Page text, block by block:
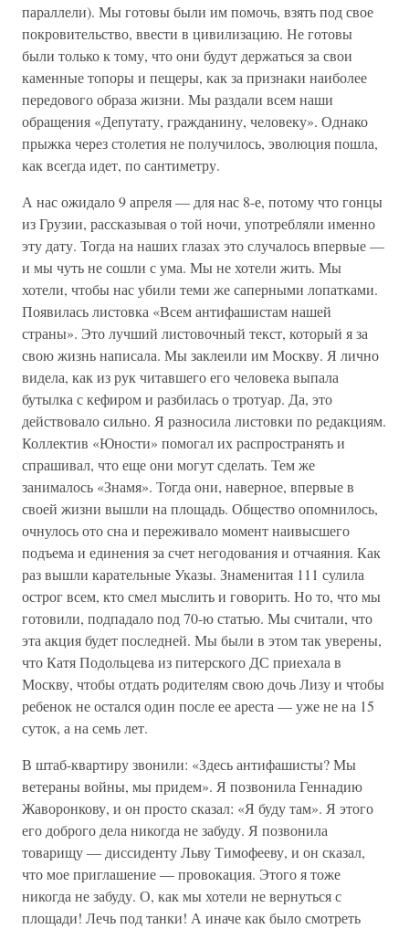
параллели). Мы готовы были им помочь, взять под свое
покровительство, ввести в цивилизацию. Не готовы
были только к тому, что они будут держаться за свои
каменные топоры и пещеры, как за признаки наиболее
передового образа жизни. Мы раздали всем наши
обращения «Депутату, гражданину, человеку». Однако
прыжка через столетия не получилось, эволюция пошла,
как всегда идет, по сантиметру.
А нас ожидало 9 апреля — для нас 8-е, потому что гонцы
из Грузии, рассказывая о той ночи, употребляли именно
эту дату. Тогда на наших глазах это случалось впервые —
и мы чуть не сошли с ума. Мы не хотели жить. Мы
хотели, чтобы нас убили теми же саперными лопатками.
Появилась листовка «Всем антифашистам нашей
страны». Это лучший листовочный текст, который я за
свою жизнь написала. Мы заклеили им Москву. Я лично
видела, как из рук читавшего его человека выпала
бутылка с кефиром и разбилась о тротуар. Да, это
действовало сильно. Я разносила листовки по редакциям.
Коллектив «Юности» помогал их распространять и
спрашивал, что еще они могут сделать. Тем же
занималось «Знамя». Тогда они, наверное, впервые в
своей жизни вышли на площадь. Общество опомнилось,
очнулось ото сна и переживало момент наивысшего
подъема и единения за счет негодования и отчаяния. Как
раз вышли карательные Указы. Знаменитая 111 сулила
острог всем, кто смел мыслить и говорить. Но то, что мы
готовили, подпадало под 70-ю статью. Мы считали, что
эта акция будет последней. Мы были в этом так уверены,
что Катя Подольцева из питерского ДС приехала в
Москву, чтобы отдать родителям свою дочь Лизу и чтобы
ребенок не остался один после ее ареста — уже не на 15
суток, а на семь лет.
В штаб-квартиру звонили: «Здесь антифашисты? Мы
ветераны войны, мы придем». Я позвонила Геннадию
Жаворонкову, и он просто сказал: «Я буду там». Я этого
его доброго дела никогда не забуду. Я позвонила
товарищу — диссиденту Льву Тимофееву, и он сказал,
что мое приглашение — провокация. Этого я тоже
никогда не забуду. О, как мы хотели не вернуться с
площади! Лечь под танки! А иначе как было смотреть